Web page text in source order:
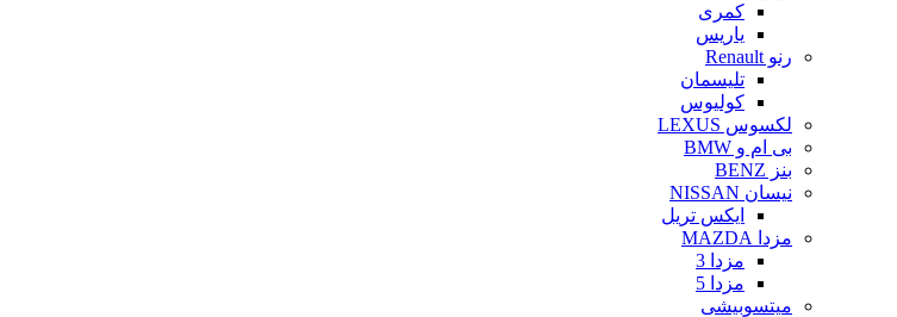
کمری
یاریس
رنو Renault
تلیسمان
کولیوس
لکسوس LEXUS
بی ام و BMW
بنز BENZ
نیسان NISSAN
ایکس تریل
مزدا MAZDA
مزدا 3
مزدا 5
میتسوبیشی